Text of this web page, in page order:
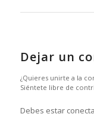
Dejar un
¿Quieres unirte a la
Siéntete libre de
Debes estar